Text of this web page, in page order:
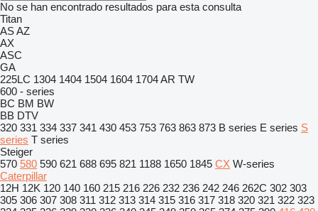
No se han encontrado resultados para esta consulta
Titan
ASAZ
AX
ASC
GA
225LC 1304 1404 1504 1604 1704AR TW
600 - series
BC BM BW
BB DTV
320 331 334 337 341 430 453 753 763 863 873 B series E series S
series T series
Steiger
570 580 590 621 688 695 821 1188 1650 1845 CX W-series
Caterpillar
12H 12K 120 140 160 215 216 226 232 236 242 246 262C 302 303
305 306 307 308 311 312 313 314 315 316 317 318 320 321 322 323